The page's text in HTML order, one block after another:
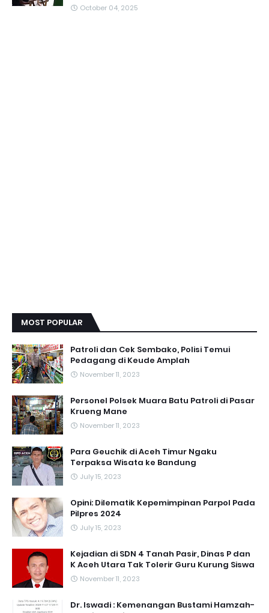
October 04, 2025
MOST POPULAR
Patroli dan Cek Sembako, Polisi Temui
Pedagang di Keude Amplah
November 11, 2023
Personel Polsek Muara Batu Patroli di Pasar
Krueng Mane
November 11, 2023
Para Geuchik di Aceh Timur Ngaku
Terpaksa Wisata ke Bandung
July 15, 2023
Opini: Dilematik Kepemimpinan Parpol Pada
Pilpres 2024
July 15, 2023
Kejadian di SDN 4 Tanah Pasir, Dinas P dan
K Aceh Utara Tak Tolerir Guru Kurung Siswa
November 11, 2023
Dr. Iswadi : Kemenangan Bustami Hamzah-